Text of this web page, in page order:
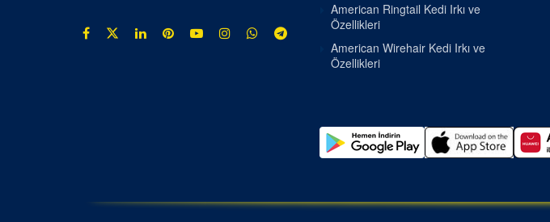
American Ringtail Kedi Irkı ve
Özellikleri
American Wirehair Kedi Irkı ve
Özellikleri